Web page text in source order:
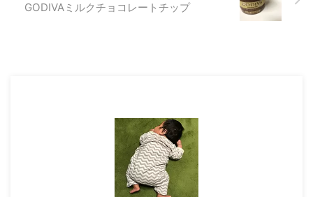
GODIVAミルクチョコレートチップ